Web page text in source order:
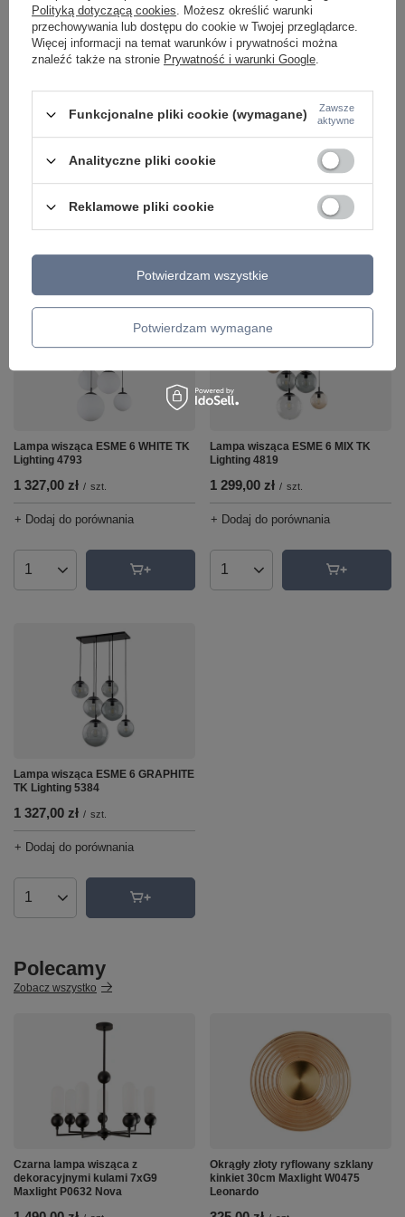
Lampa wisząca ESME 5 MIX
1 091,00 zł / szt.
Lampa wisząca ESME 7 GRAPHITE
1 539,00 zł
Lampa wisząca ESME 6 WHITE TK
Lighting 4793
1 327,00 zł / szt.
+ Dodaj do porównania
Ilość produktów
Lampa wisząca ESME 6 MIX TK
Lighting 4819
1 299,00 zł / szt.
+ Dodaj do porównania
Ilość produktów
Lampa wisząca ESME 6 GRAPHITE
TK Lighting 5384
1 327,00 zł / szt.
+ Dodaj do porównania
Ilość produktów
Polecamy
Zobacz wszystko
Czarna lampa wisząca z
dekoracyjnymi kulami 7xG9
Maxlight P0632 Nova
Okrągły złoty ryflowany szklany
kinkiet 30cm Maxlight W0475
Leonardo
Polityką dotyczącą cookies. Możesz określić warunki
przechowywania lub dostępu do cookie w Twojej przeglądarce.
Więcej informacji na temat warunków i prywatności można
znaleźć także na stronie Prywatność i warunki Google.
Funkcjonalne pliki cookie (wymagane)
Zawsze
aktywne
Analityczne pliki cookie
Reklamowe pliki cookie
Potwierdzam wymagane
Potwierdzam wszystkie